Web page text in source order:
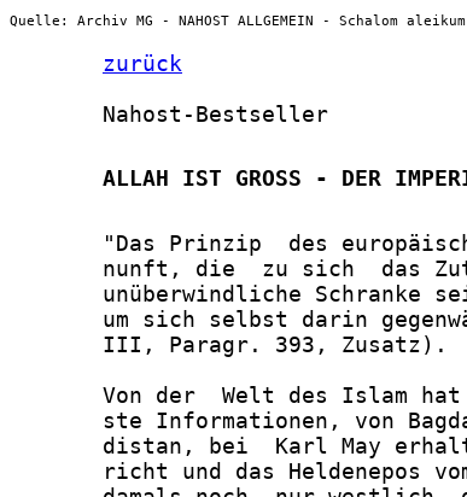
Quelle: Archiv MG - NAHOST ALLGEMEIN - Schalom aleikum
zurück
       Nahost-Bestseller
ALLAH IST GROSS - DER